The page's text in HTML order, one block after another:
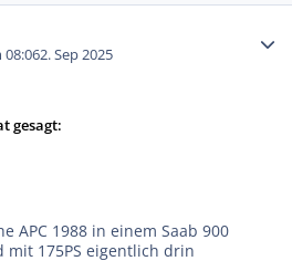
08:062. Sep 2025
gesagt:
APC 1988 in einem Saab 900
mit 175PS eigentlich drin